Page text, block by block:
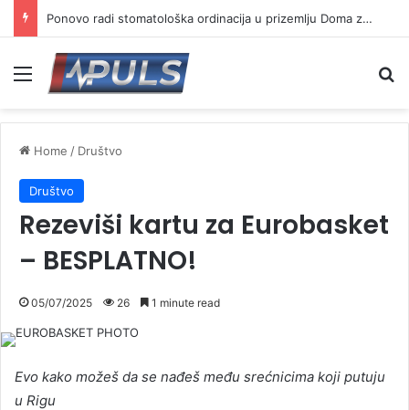
Ponovo radi stomatološka ordinacija u prizemlju Doma zdravlja u Vranju ( VIDEO)
Menu
Home / Društvo
Društvo
Rezeviši kartu za Eurobasket
– BESPLATNO!
05/07/2025 26 1 minute read
Evo kako možeš da se nađeš među srećnicima koji putuju
u Rigu